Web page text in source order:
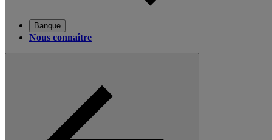
Banque
Nous connaître